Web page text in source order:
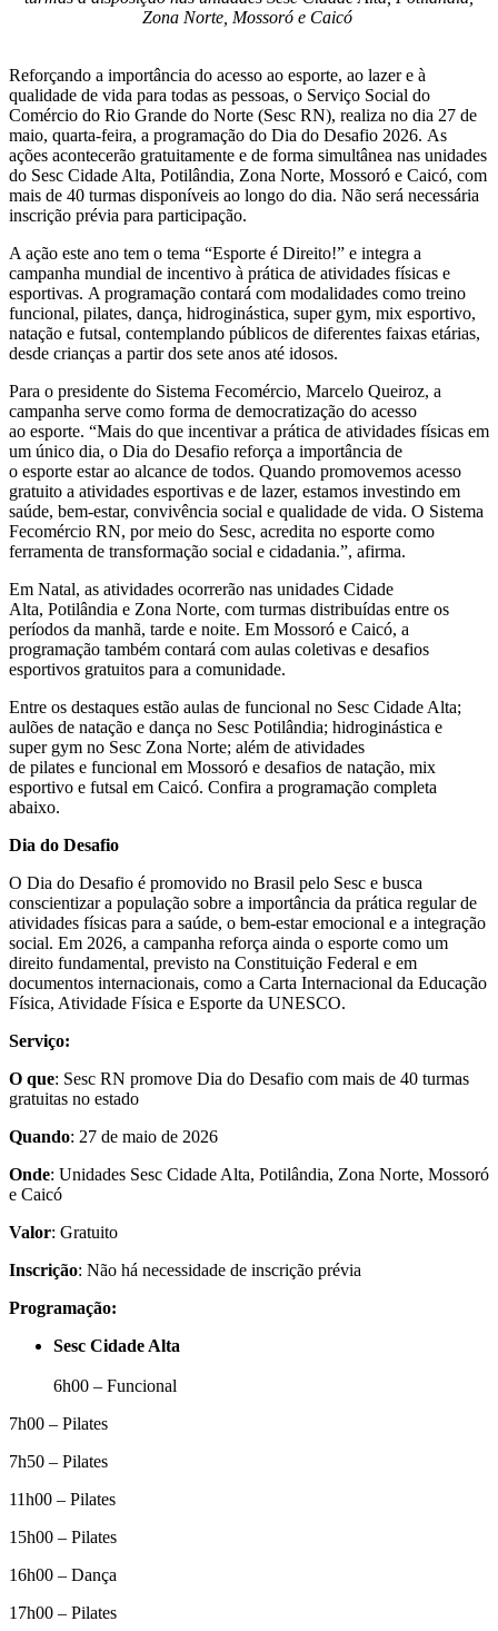
Zona Norte, Mossoró e Caicó
Reforçando a importância do acesso ao esporte, ao lazer e à
qualidade de vida para todas as pessoas, o Serviço Social do
Comércio do Rio Grande do Norte (Sesc RN), realiza no dia 27 de
maio, quarta-feira, a programação do Dia do Desafio 2026. As
ações acontecerão gratuitamente e de forma simultânea nas unidades
do Sesc Cidade Alta, Potilândia, Zona Norte, Mossoró e Caicó, com
mais de 40 turmas disponíveis ao longo do dia. Não será necessária
inscrição prévia para participação.
A ação este ano tem o tema “Esporte é Direito!” e integra a
campanha mundial de incentivo à prática de atividades físicas e
esportivas. A programação contará com modalidades como treino
funcional, pilates, dança, hidroginástica, super gym, mix esportivo,
natação e futsal, contemplando públicos de diferentes faixas etárias,
desde crianças a partir dos sete anos até idosos.
Para o presidente do Sistema Fecomércio, Marcelo Queiroz, a
campanha serve como forma de democratização do acesso
ao esporte. “Mais do que incentivar a prática de atividades físicas em
um único dia, o Dia do Desafio reforça a importância de
o esporte estar ao alcance de todos. Quando promovemos acesso
gratuito a atividades esportivas e de lazer, estamos investindo em
saúde, bem-estar, convivência social e qualidade de vida. O Sistema
Fecomércio RN, por meio do Sesc, acredita no esporte como
ferramenta de transformação social e cidadania.”, afirma.
Em Natal, as atividades ocorrerão nas unidades Cidade
Alta, Potilândia e Zona Norte, com turmas distribuídas entre os
períodos da manhã, tarde e noite. Em Mossoró e Caicó, a
programação também contará com aulas coletivas e desafios
esportivos gratuitos para a comunidade.
Entre os destaques estão aulas de funcional no Sesc Cidade Alta;
aulões de natação e dança no Sesc Potilândia; hidroginástica e
super gym no Sesc Zona Norte; além de atividades
de pilates e funcional em Mossoró e desafios de natação, mix
esportivo e futsal em Caicó. Confira a programação completa
abaixo.
Dia do Desafio
O Dia do Desafio é promovido no Brasil pelo Sesc e busca
conscientizar a população sobre a importância da prática regular de
atividades físicas para a saúde, o bem-estar emocional e a integração
social. Em 2026, a campanha reforça ainda o esporte como um
direito fundamental, previsto na Constituição Federal e em
documentos internacionais, como a Carta Internacional da Educação
Física, Atividade Física e Esporte da UNESCO.
Serviço:
O que: Sesc RN promove Dia do Desafio com mais de 40 turmas
gratuitas no estado
Quando: 27 de maio de 2026
Onde: Unidades Sesc Cidade Alta, Potilândia, Zona Norte, Mossoró
e Caicó
Valor: Gratuito
Inscrição: Não há necessidade de inscrição prévia
Programação:
Sesc Cidade Alta
6h00 – Funcional
7h00 – Pilates
7h50 – Pilates
11h00 – Pilates
15h00 – Pilates
16h00 – Dança
17h00 – Pilates